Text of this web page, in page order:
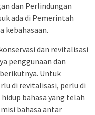
dan Perlindungan
ada di Pemerintah
kebahasaan.
dan revitalisasi
penggunaan dan
Untuk
di revitalisasi, perlu di
bahasa yang telah
bahasa antar